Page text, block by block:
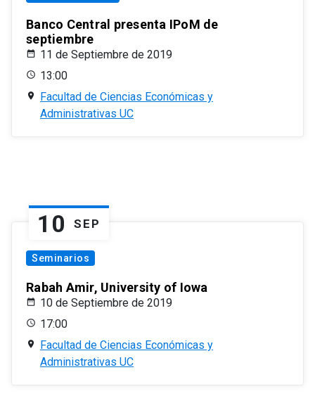
Banco Central presenta IPoM de
septiembre
11 de Septiembre de 2019
13:00
Facultad de Ciencias Económicas y
Administrativas UC
10 SEP
Seminarios
Rabah Amir, University of Iowa
10 de Septiembre de 2019
17:00
Facultad de Ciencias Económicas y
Administrativas UC